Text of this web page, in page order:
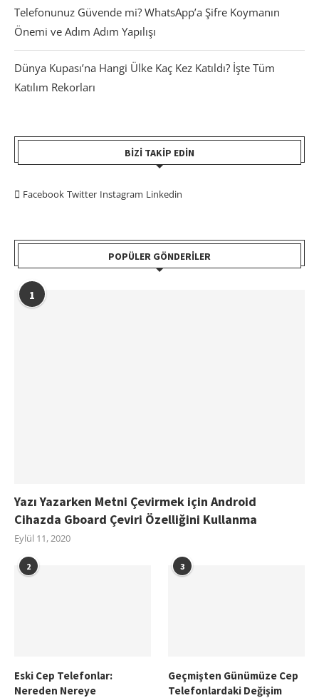
Telefonunuz Güvende mi? WhatsApp’a Şifre Koymanın
Önemi ve Adım Adım Yapılışı
Dünya Kupası’na Hangi Ülke Kaç Kez Katıldı? İşte Tüm
Katılım Rekorları
BIZI TAKIP EDIN
Facebook Twitter Instagram Linkedin
POPÜLER GÖNDERILER
1
Yazı Yazarken Metni Çevirmek için Android
Cihazda Gboard Çeviri Özelliğini Kullanma
Eylül 11, 2020
2
Eski Cep Telefonlar:
Nereden Nereye
3
Geçmişten Günümüze Cep
Telefonlardaki Değişim